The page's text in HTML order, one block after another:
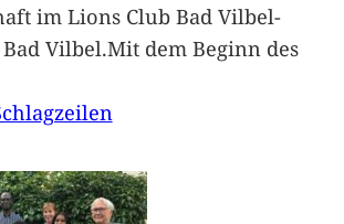
im Lions Club Bad Vilbel-
Vilbel.Mit dem Beginn des